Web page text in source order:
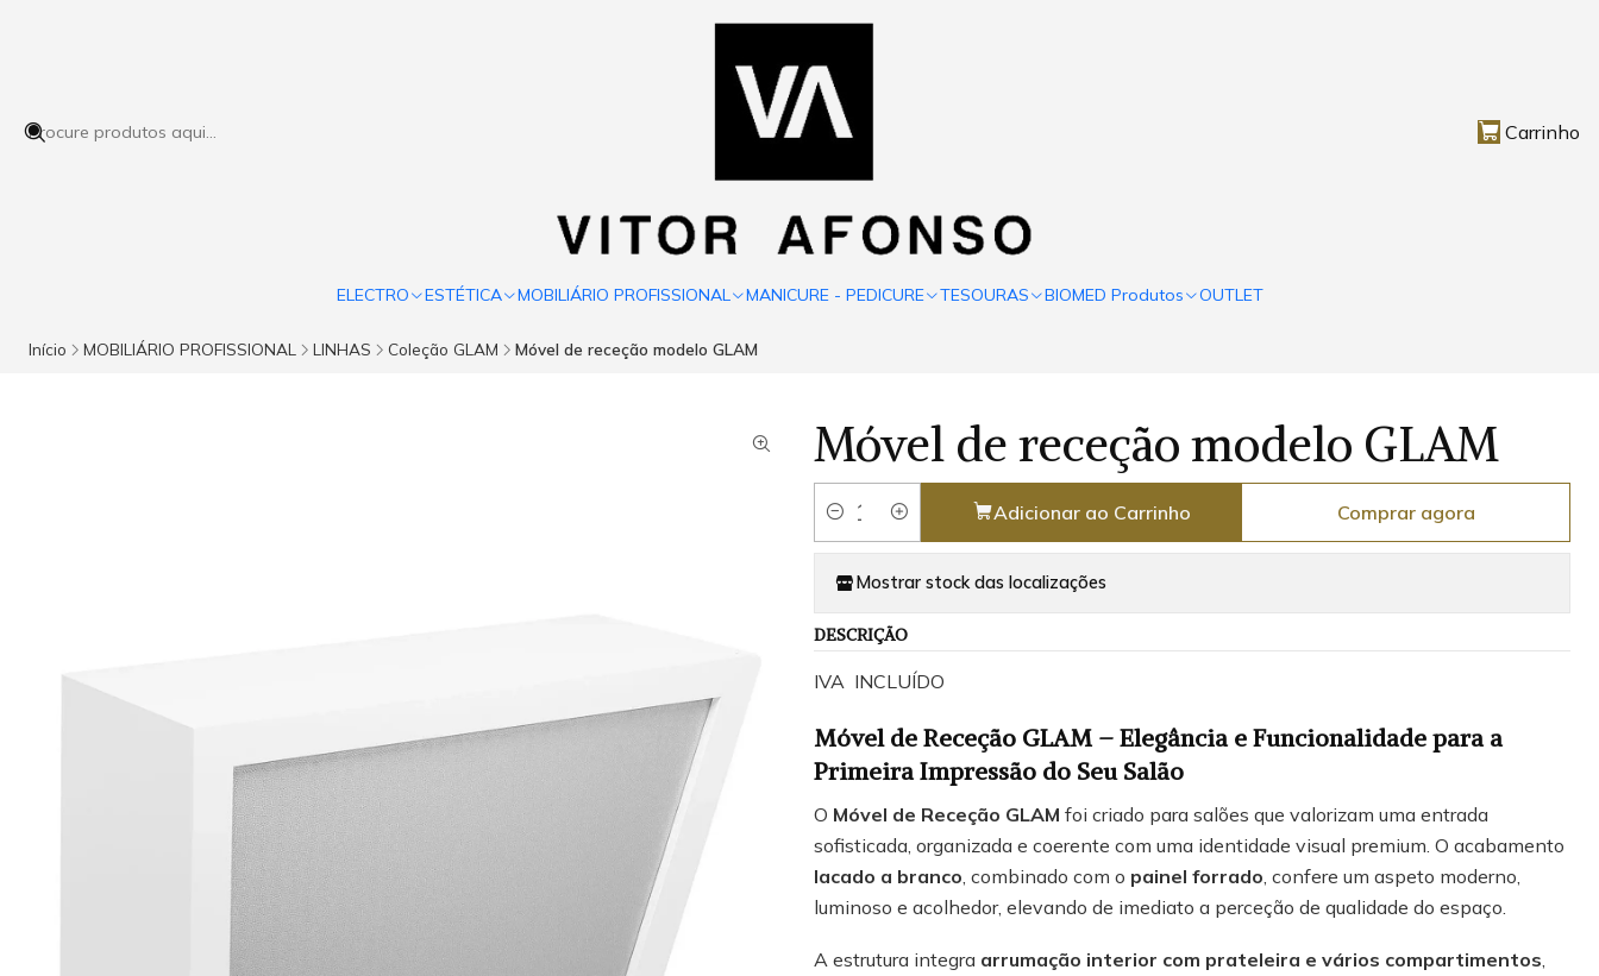
Carrinho
ELECTRO ESTÉTICA MOBILIÁRIO PROFISSIONAL MANICURE - PEDICURE TESOURAS BIOMED Produtos OUTLET
Início MOBILIÁRIO PROFISSIONAL LINHAS Coleção GLAM Móvel de receção modelo GLAM
Móvel de receção modelo GLAM
Quantidade
Adicionar ao Carrinho Comprar agora
Mostrar stock das localizações
DESCRIÇÃO
IVA INCLUÍDO
Móvel de Receção GLAM – Elegância e Funcionalidade para a
Primeira Impressão do Seu Salão
O Móvel de Receção GLAM foi criado para salões que valorizam uma entrada
sofisticada, organizada e coerente com uma identidade visual premium. O acabamento
lacado a branco , combinado com o painel forrado , confere um aspeto moderno,
luminoso e acolhedor, elevando de imediato a perceção de qualidade do espaço.
A estrutura integra arrumação interior com prateleira e vários compartimentos